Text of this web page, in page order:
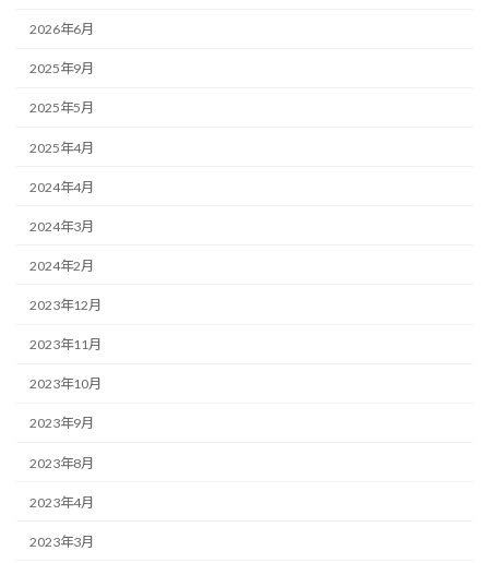
2026年6月
2025年9月
2025年5月
2025年4月
2024年4月
2024年3月
2024年2月
2023年12月
2023年11月
2023年10月
2023年9月
2023年8月
2023年4月
2023年3月